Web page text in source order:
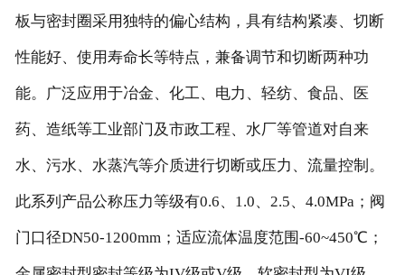
板与密封圈采用独特的偏心结构，具有结构紧凑、切断
性能好、使用寿命长等特点，兼备调节和切断两种功
能。广泛应用于冶金、化工、电力、轻纺、食品、医
药、造纸等工业部门及市政工程、水厂等管道对自来
水、污水、水蒸汽等介质进行切断或压力、流量控制。
此系列产品公称压力等级有0.6、1.0、2.5、4.0MPa；阀
门口径DN50-1200mm；适应流体温度范围-60~450℃；